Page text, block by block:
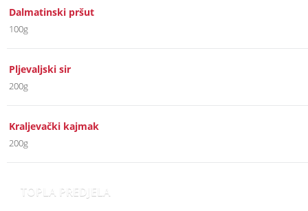
Dalmatinski pršut
100g
Pljevaljski sir
200g
Kraljevački kajmak
200g
TOPLA PREDJELA